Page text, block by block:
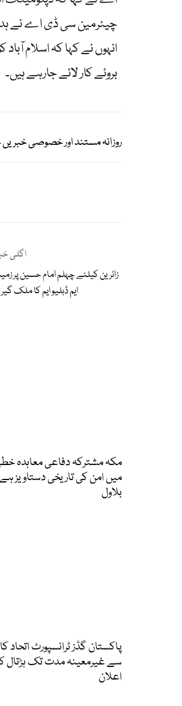
چیئرمین سی ڈی اے نے
انہوں نے کہا کہ اسلام
بروئے کار لائے جارہے ہیں۔
روزانہ مستند اور خصوصی
اگلی
زائرین کیلئے چہلم امام حسین پر
ایم ڈبلیو ایم کا ملک
مکہ مشترکہ دفاعی معاہدہ
میں امن کی تاریخی دستاویز
بلاول
پاکستان گڈز ٹرانسپورٹ اتحاد
سے غیرمعینہ مدت تک ہڑتال
اعلان